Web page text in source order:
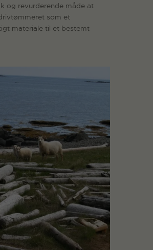
og revurderende måde at
som et
materiale til et bestemt